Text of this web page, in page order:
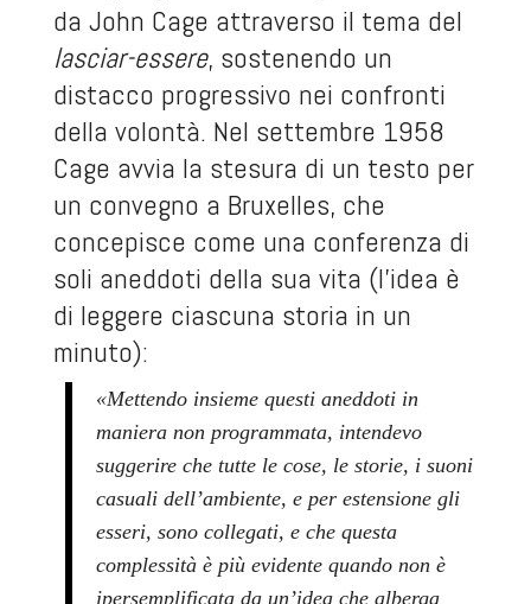
da John Cage attraverso il tema del
lasciar-essere, sostenendo un
distacco progressivo nei confronti
della volontà. Nel settembre 1958
Cage avvia la stesura di un testo per
un convegno a Bruxelles, che
concepisce come una conferenza di
soli aneddoti della sua vita (l’idea è
di leggere ciascuna storia in un
minuto):
«Mettendo insieme questi aneddoti in
maniera non programmata, intendevo
suggerire che tutte le cose, le storie, i suoni
casuali dell’ambiente, e per estensione gli
esseri, sono collegati, e che questa
complessità è più evidente quando non è
ipersemplificata da un’idea che alberga